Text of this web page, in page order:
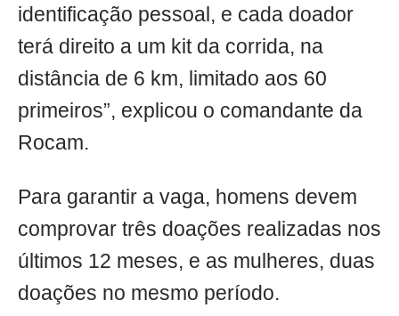
identificação pessoal, e cada doador
terá direito a um kit da corrida, na
distância de 6 km, limitado aos 60
primeiros”, explicou o comandante da
Rocam.
Para garantir a vaga, homens devem
comprovar três doações realizadas nos
últimos 12 meses, e as mulheres, duas
doações no mesmo período.